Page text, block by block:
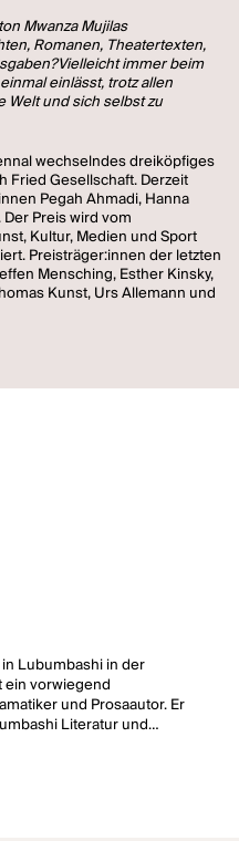
Mwanza Mujilas
Romanen, Theatertexten,
immer beim
einlässt, trotz allen
und sich selbst zu
wechselndes dreiköpfiges
Fried Gesellschaft. Derzeit
Pegah Ahmadi, Hanna
Preis wird vom
Kultur, Medien und Sport
Preisträger:innen der letzten
Mensching, Esther Kinsky,
Kunst, Urs Allemann und
in Lubumbashi in der
ein vorwiegend
und Prosaautor. Er
Literatur und
bis 2016 nahm er am Drama-